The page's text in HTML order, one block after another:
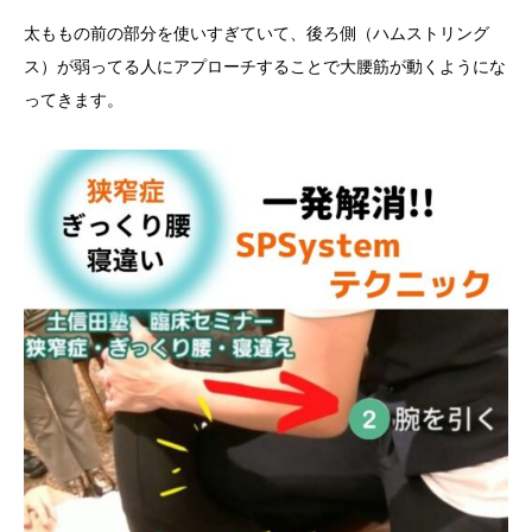
太ももの前の部分を使いすぎていて、後ろ側（ハムストリング
ス）が弱ってる人にアプローチすることで大腰筋が動くようにな
ってきます。